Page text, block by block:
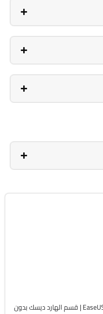
تحميل برنامج EaseUS Partition Master 2026 | قسم الهارد ديسك بدون